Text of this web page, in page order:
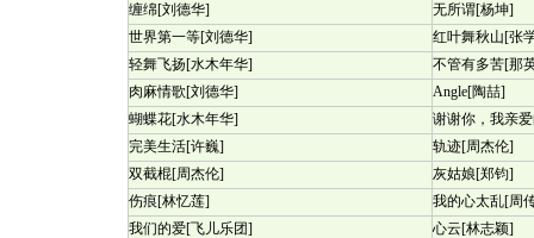
缠绵[刘德华]
无所谓[杨坤]
世界第一等[刘德华]
红叶舞秋山[张
轻舞飞扬[水木年华]
不管有多苦[那
肉麻情歌[刘德华]
Angle[陶喆]
蝴蝶花[水木年华]
谢谢你，我亲
完美生活[许巍]
轨迹[周杰伦]
双截棍[周杰伦]
灰姑娘[郑钧]
伤痕[林忆莲]
我的心太乱[周
我们的爱[飞儿乐团]
心云[林志颖]